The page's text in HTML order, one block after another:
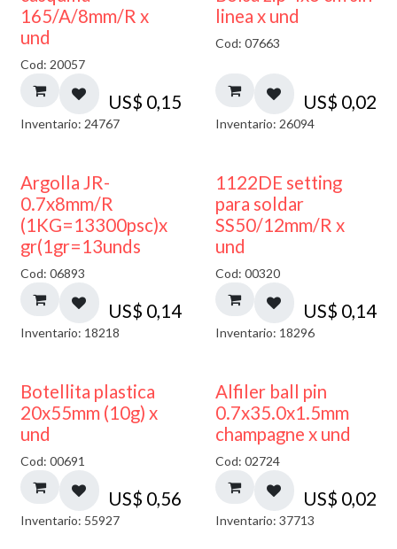
165/A/8mm/R x
und
Cod: 20057
US$ 0,15
Inventario: 24767
linea x und
Cod: 07663
US$ 0,02
Inventario: 26094
Argolla JR-
0.7x8mm/R
(1KG=13300psc)x
gr(1gr=13unds
Cod: 06893
US$ 0,14
Inventario: 18218
1122DE setting
para soldar
SS50/12mm/R x
und
Cod: 00320
US$ 0,14
Inventario: 18296
Botellita plastica
20x55mm (10g) x
und
Cod: 00691
US$ 0,56
Inventario: 55927
Alfiler ball pin
0.7x35.0x1.5mm
champagne x und
Cod: 02724
US$ 0,02
Inventario: 37713